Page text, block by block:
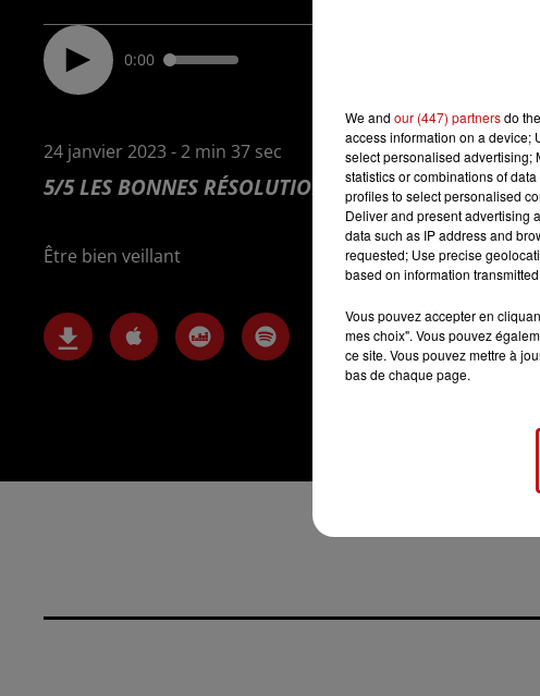
0:00
24 janvier 2023 - 2 min 37 sec
5/5 LES BONNES RÉSOLUTIONS
Être bien veillant
We and our (447) partnersdo
access information on a device;
select personalised advertising;
statistics or combinations of
profiles to select personalised
Deliver and present advertising
data such as IP address and
requested; Use precise
based on information
Vous pouvez accepter en
mes choix". Vous pouvez
ce site. Vous pouvez mettre à
bas de chaque page.